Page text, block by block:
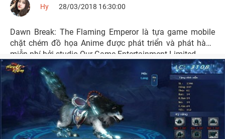
Hy 28/03/2018 16:30:00
Dawn Break: The Flaming Emperor là tựa game mobile
chặt chém đồ họa Anime được phát triển và phát hành
miễn phí bởi studio Our Game Entertainment Limited.